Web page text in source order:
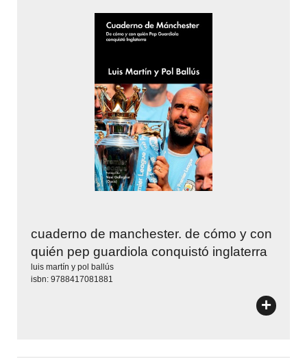
cuaderno de manchester. de cómo y con
quién pep guardiola conquistó inglaterra
luis martín y pol ballús
isbn: 9788417081881
+